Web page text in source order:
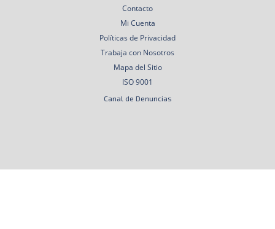
Contacto
Mi Cuenta
Políticas de Privacidad
Trabaja con Nosotros
Mapa del Sitio
ISO 9001
Canal de Denuncias